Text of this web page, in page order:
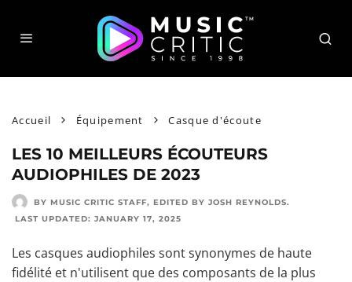
Accueil Équipement Casque d'écoute
LES 10 MEILLEURS ÉCOUTEURS
AUDIOPHILES DE 2023
BY MUSIC CRITIC STAFF, EDITED BY JOSH REYNOLDS.
LAST UPDATED: JANUARY 17, 2025
Les casques audiophiles sont synonymes de haute
fidélité et n'utilisent que des composants de la plus